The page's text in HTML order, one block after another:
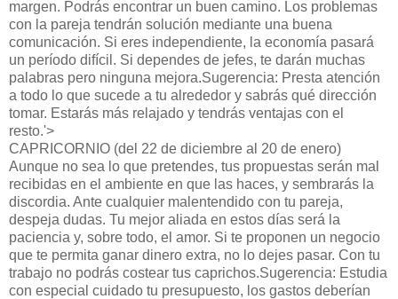
margen. Podrás encontrar un buen camino. Los problemas
con la pareja tendrán solución mediante una buena
comunicación. Si eres independiente, la economía pasará
un período difícil. Si dependes de jefes, te darán muchas
palabras pero ninguna mejora.Sugerencia: Presta atención
a todo lo que sucede a tu alrededor y sabrás qué dirección
tomar. Estarás más relajado y tendrás ventajas con el
resto.'>
CAPRICORNIO (del 22 de diciembre al 20 de enero)
Aunque no sea lo que pretendes, tus propuestas serán mal
recibidas en el ambiente en que las haces, y sembrarás la
discordia. Ante cualquier malentendido con tu pareja,
despeja dudas. Tu mejor aliada en estos días será la
paciencia y, sobre todo, el amor. Si te proponen un negocio
que te permita ganar dinero extra, no lo dejes pasar. Con tu
trabajo no podrás costear tus caprichos.Sugerencia: Estudia
con especial cuidado tu presupuesto, los gastos deberían